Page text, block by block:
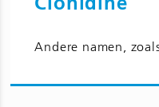
Andere namen,
Ga naar